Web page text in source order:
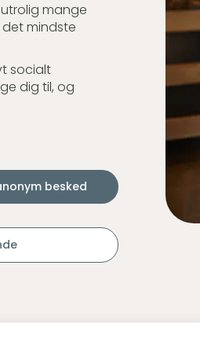
mange
mindste
socialt
dig til, og
besked